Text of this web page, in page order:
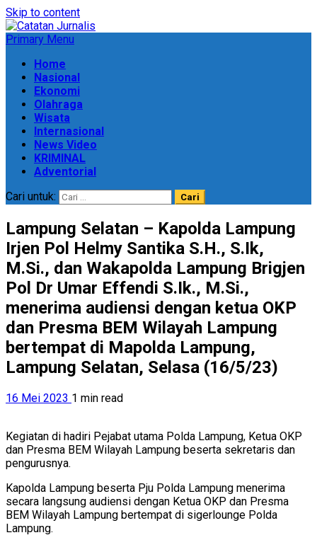
Skip to content
Primary Menu
Home
Nasional
Ekonomi
Olahraga
Wisata
Internasional
News Video
KRIMINAL
Adventorial
Cari untuk:
Lampung Selatan – Kapolda Lampung
Irjen Pol Helmy Santika S.H., S.Ik,
M.Si., dan Wakapolda Lampung Brigjen
Pol Dr Umar Effendi S.Ik., M.Si.,
menerima audiensi dengan ketua OKP
dan Presma BEM Wilayah Lampung
bertempat di Mapolda Lampung,
Lampung Selatan, Selasa (16/5/23)
16 Mei 2023 1 min read
Kegiatan di hadiri Pejabat utama Polda Lampung, Ketua OKP
dan Presma BEM Wilayah Lampung beserta sekretaris dan
pengurusnya.
Kapolda Lampung beserta Pju Polda Lampung menerima
secara langsung audiensi dengan Ketua OKP dan Presma
BEM Wilayah Lampung bertempat di sigerlounge Polda
Lampung.